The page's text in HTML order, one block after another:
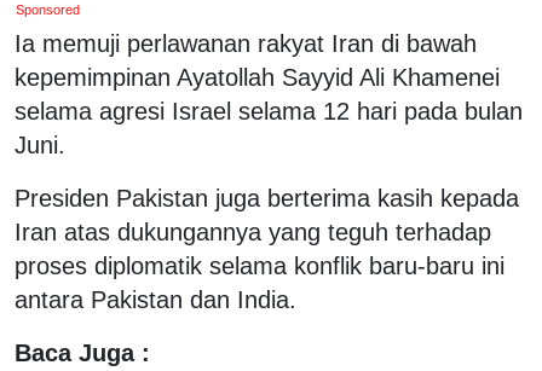
Sponsored
Ia memuji perlawanan rakyat Iran di bawah
kepemimpinan Ayatollah Sayyid Ali Khamenei
selama agresi Israel selama 12 hari pada bulan
Juni.
Presiden Pakistan juga berterima kasih kepada
Iran atas dukungannya yang teguh terhadap
proses diplomatik selama konflik baru-baru ini
antara Pakistan dan India.
Baca Juga :